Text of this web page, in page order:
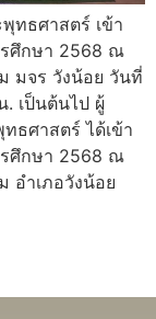
ทธศาสตร์ เข้า
รศึกษา 2568 ณ
มจร วังน้อย วันที่
. เป็นต้นไป ผู้
ธศาสตร์ ได้เข้า
รศึกษา 2568 ณ
อำเภอวังน้อย